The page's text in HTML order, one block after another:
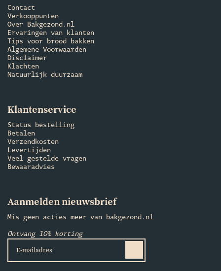
Contact
Verkooppunten
Over Bakgezond.nl
Ervaringen van klanten
Tips voor brood bakken
Algemene Voorwaarden
Disclaimer
Klachten
Natuurlijk duurzaam
Klantenservice
Status bestelling
Betalen
Verzendkosten
Levertijden
Veel gestelde vragen
Bewaaradvies
Aanmelden nieuwsbrief
Mis geen acties meer van bakgezond.nl
Ontvang 10% korting